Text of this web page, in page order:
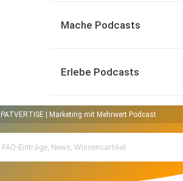
Mache Podcasts
Erlebe Podcasts
PATVERTISE | Marketing mit Mehrwert Podcast